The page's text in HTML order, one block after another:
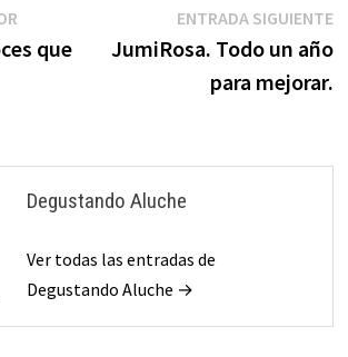
Entrada
anterior:
que
ENTRADA SIGUIENTE
JumiRosa. Todo un año
para mejorar.
Degustando Aluche
Ver todas las entradas de
Degustando Aluche →